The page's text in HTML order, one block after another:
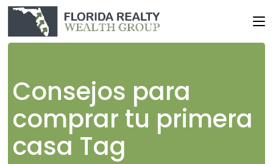
Skip
to
content
Consejos para
comprar tu primera
casa Tag